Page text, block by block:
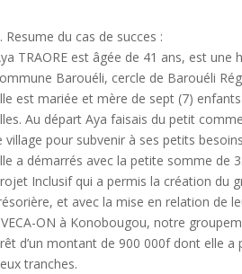
Resume du cas de succes :
TRAORE est âgée de 41 ans, est une
Barouéli, cercle de Barouéli
est mariée et mère de sept (7)
Au départ Aya faisais du petit
village pour subvenir à ses petits
a démarrés avec la petite somme de
Inclusif qui a permis la création du
et avec la mise en relation de
ON à Konobougou, notre
d’un montant de 900 000f dont elle
tranches.